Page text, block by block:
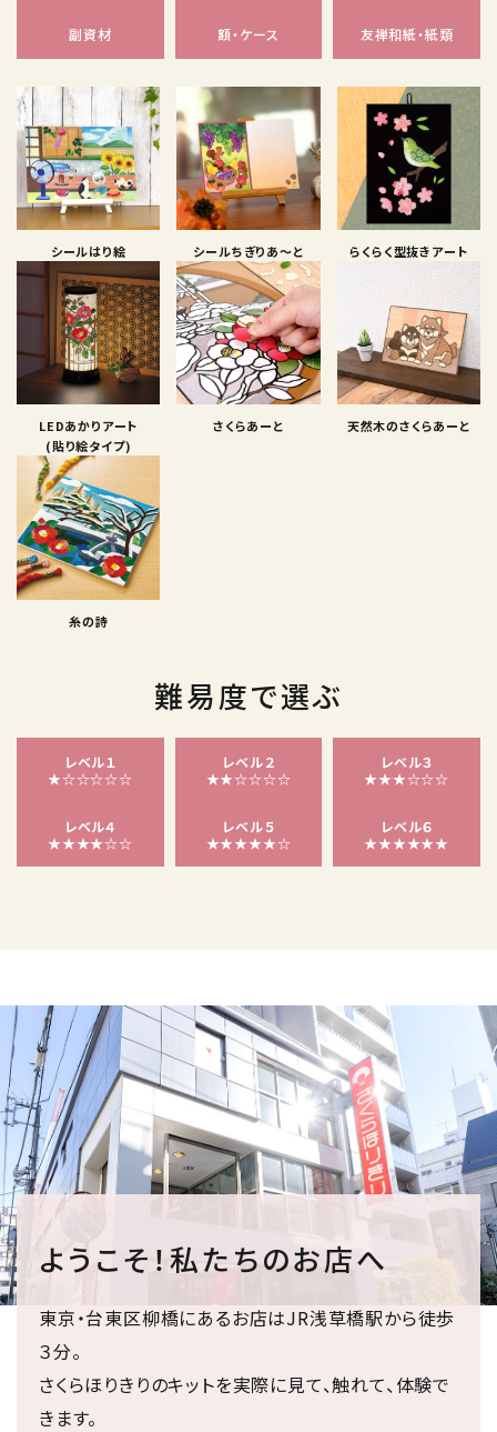
副資材 額・ケース 友禅和紙・紙類
シールはり絵 シールちぎりあ〜と らくらく型抜きアート
LEDあかりアート
(貼り絵タイプ)
さくらあーと 天然木のさくらあーと
糸の詩
難易度で選ぶ
レベル１
★☆☆☆☆☆
レベル２
★★☆☆☆☆
レベル３
★★★☆☆☆
レベル４
★★★★☆☆
レベル５
★★★★★☆
レベル６
★★★★★★
ようこそ！私たちのお店へ
東京・台東区柳橋にあるお店はJR浅草橋駅から徒歩
３分。
さくらほりきりのキットを実際に見て、触れて、体験で
きます。